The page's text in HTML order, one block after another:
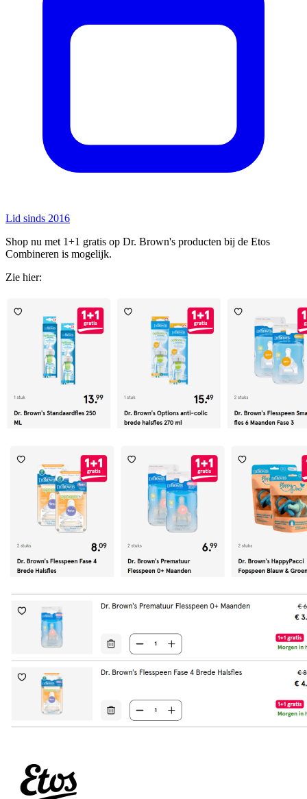
Lid sinds 2016
Shop nu met 1+1 gratis op Dr. Brown's producten bij de Etos
Combineren is mogelijk.
Zie hier: